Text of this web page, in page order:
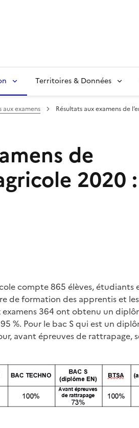
Territoires & Données
aux examens Résultats aux examens de
de
2020
compte 865 élèves,
de formation des apprentis et
examens 364 ont obtenu un
%. Pour le bac S qui est un
avant épreuves de rattrapage,